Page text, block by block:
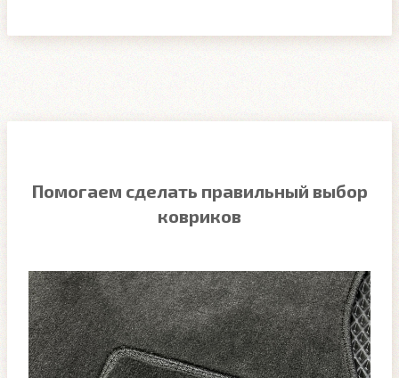
Помогаем сделать правильный выбор
ковриков